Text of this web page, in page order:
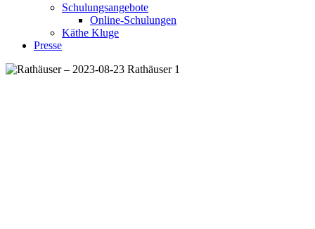
Schulungsangebote
Online-Schulungen
Käthe Kluge
Presse